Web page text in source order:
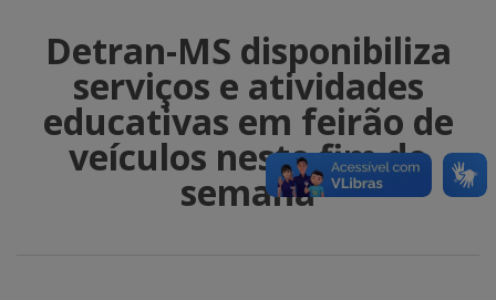
Detran-MS disponibiliza
serviços e atividades
educativas em feirão de
veículos neste fim de
semana